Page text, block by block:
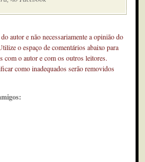
autor e não necessariamente a opinião do
o espaço de comentários abaixo para
com o autor e com os outros leitores.
como inadequados serão removidos